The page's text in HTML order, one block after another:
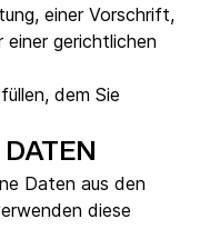
einer Vorschrift,
gerichtlichen
dem Sie
Daten aus den
diese